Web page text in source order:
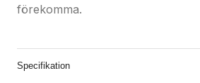
förekomma.
Specifikation